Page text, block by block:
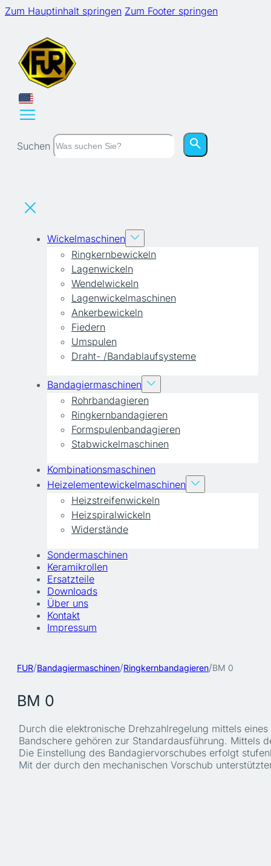
Zum Hauptinhalt springen Zum Footer springen
Suchen
Wickelmaschinen
Ringkernbewickeln
Lagenwickeln
Wendelwickeln
Lagenwickelmaschinen
Ankerbewickeln
Fiedern
Umspulen
Draht- /Bandablaufsysteme
Bandagiermaschinen
Rohrbandagieren
Ringkernbandagieren
Formspulenbandagieren
Stabwickelmaschinen
Kombinationsmaschinen
Heizelementewickelmaschinen
Heizstreifenwickeln
Heizspiralwickeln
Widerstände
Sondermaschinen
Keramikrollen
Ersatzteile
Downloads
Über uns
Kontakt
Impressum
FUR/Bandagiermaschinen/Ringkernbandagieren/BM 0
BM 0
Durch die elektronische Drehzahlregelung mittels
Bandschere gehören zur Standardausführung. Mittels
Die Einstellung des Bandagiervorschubes erfolgt
Mit der durch den mechanischen Vorschub